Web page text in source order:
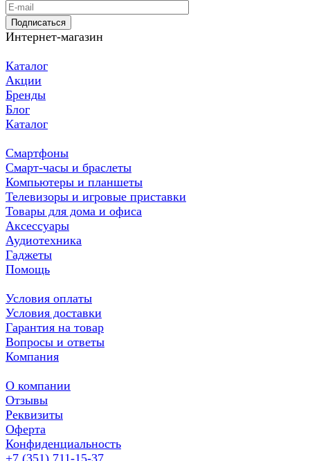
Подписаться
Интернет-магазин
Каталог
Акции
Бренды
Блог
Каталог
Смартфоны
Смарт-часы и браслеты
Компьютеры и планшеты
Телевизоры и игровые приставки
Товары для дома и офиса
Аксессуары
Аудиотехника
Гаджеты
Помощь
Условия оплаты
Условия доставки
Гарантия на товар
Вопросы и ответы
Компания
О компании
Отзывы
Реквизиты
Оферта
Конфиденциальность